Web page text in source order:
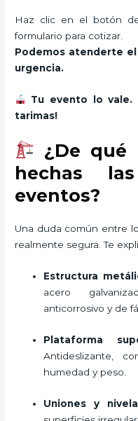
Haz clic en el botón
formulario para cotizar.
Podemos atenderte
urgencia.
Tu evento lo vale.
tarimas!
¿De qué
hechas
eventos?
Una duda común entre
realmente segura. Te
Estructura
acero
anticorrosivo y de
Plataforma
Antideslizante,
humedad y peso.
Uniones y